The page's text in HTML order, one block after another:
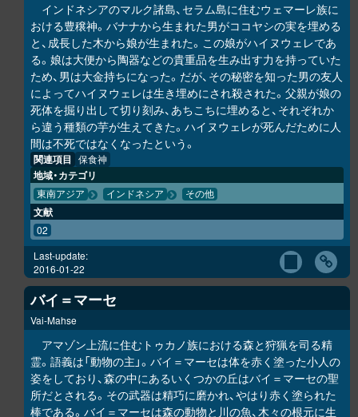
インドネシアのマルク諸島、セラム島に住むウェマーレ族に
おける豊穣神。バナナから生まれた男がココヤシの実を埋める
と、成長した木から娘が生まれた。この娘がハイヌウェレであ
る。娘は大便から陶器などの貴重品を生み出す力を持っていた
ため、男は大金持ちになった。だが、その秘密を知った男の友人
によってハイヌウェレは生き埋めにされ殺された。父親が娘の
死体を掘り出して切り刻み、あちこちに埋めると、それぞれか
ら違う種類の芋が生えてきた。ハイヌウェレが死んだために人
間は不死ではなくなったという。
関連項目 保食神
地域・カテゴリ
東南アジア インドネシア その他
文献
02
Last-update:
2016-01-22
バイ＝マーセ
Vai-Mahse
アマゾン上流に住むトゥカノ族における森と狩猟を司る精
霊。語義は「動物の主」。バイ＝マーセは体を赤く塗った小人の
姿をしており、森の中にあるいくつかの丘はバイ＝マーセの聖
所だとされる。その武器は精巧に磨かれ、やはり赤く塗られた
棒である。バイ＝マーセは森の動物と川の魚、木々の根元に生